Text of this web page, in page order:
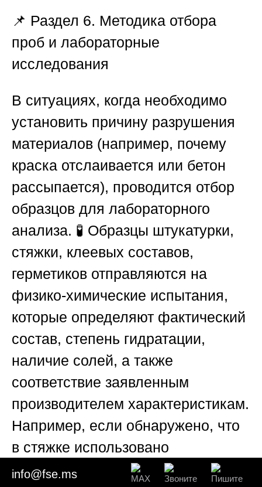
📌 Раздел 6. Методика отбора
проб и лабораторные
исследования
В ситуациях, когда необходимо
установить причину разрушения
материалов (например, почему
краска отслаивается или бетон
рассыпается), проводится отбор
образцов для лабораторного
анализа. 🧪 Образцы штукатурки,
стяжки, клеевых составов,
герметиков отправляются на
физико-химические испытания,
которые определяют фактический
состав, степень гидратации,
наличие солей, а также
соответствие заявленным
производителем характеристикам.
Например, если обнаружено, что
в стяжке использовано
недостаточное количество
info@fse.ms